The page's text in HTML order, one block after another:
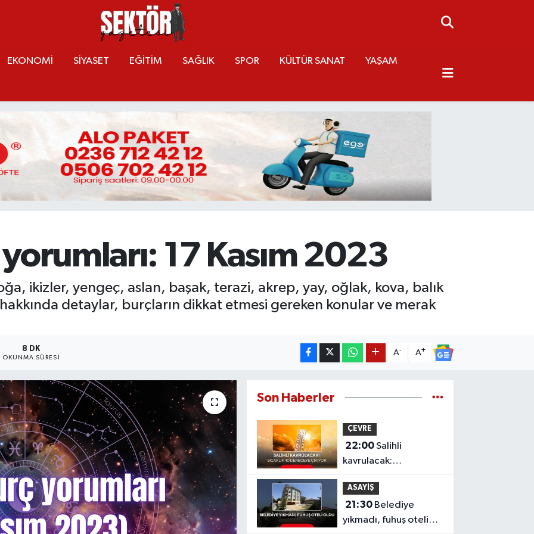
EKONOMİ SİYASET EĞİTİM SAĞLIK SPOR KÜLTÜR SANAT YAŞAM
17 Kasım 2023
ikizler, yengeç, aslan, başak, terazi, akrep, yay, oğlak, kova, balık
detaylar, burçların dikkat etmesi gereken konular ve merak
8 DK
OKUNMA SÜRESI
A- A+
Son Haberler
ÇEVRE
22:00Salihli
kavrulacak:
Termometreler 40
dereceyi gösterecek
ASAYİŞ
21:30
yıkmadı, fuhuş oteli